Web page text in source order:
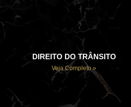
DIREITO DO TRÂNSITO
Veja Completo »